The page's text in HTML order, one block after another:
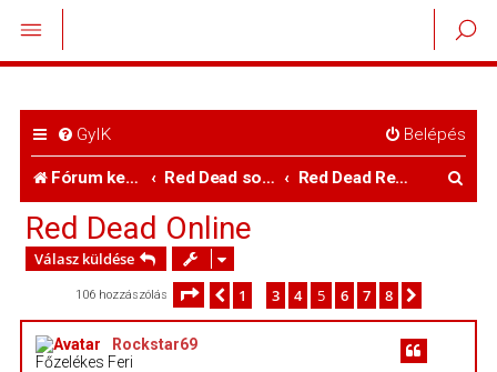
GyIK Belépés
Fórum kezdőlap Red Dead sorozat Red Dead Redemption 2
s
Red Dead Online
Válasz küldése
106 hozzászólás Oldal: 8
Előző
1 3 4 5 6 7 8
Rockstar69
Főzelékes Feri